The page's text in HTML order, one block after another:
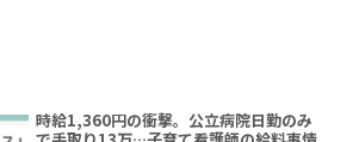
時給1,360円の衝撃。公立病院日勤のみ